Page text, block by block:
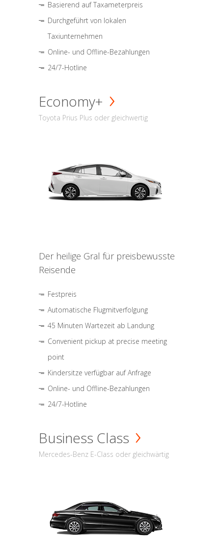
Basierend auf Taxameterpreis
Durchgeführt von lokalen
Taxiunternehmen
Online- und Offline-Bezahlungen
24/7-Hotline
Economy+
Toyota Prius Plus oder gleichwertig
Der heilige Gral für preisbewusste
Reisende
Festpreis
Automatische Flugmitverfolgung
45 Minuten Wartezeit ab Landung
Convenient pickup at precise meeting
point
Kindersitze verfügbar auf Anfrage
Online- und Offline-Bezahlungen
24/7-Hotline
Business Class
Mercedes-Benz E-Class oder gleichwärtig